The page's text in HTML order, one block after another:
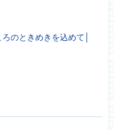
のときめきを込めて│